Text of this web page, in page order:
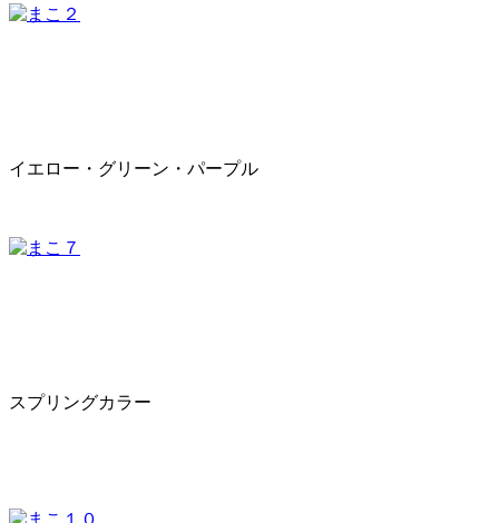
イエロー・グリーン・パープル
スプリングカラー